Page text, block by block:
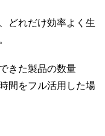
どれだけ効率よく生
きた製品の数量
間をフル活用した場